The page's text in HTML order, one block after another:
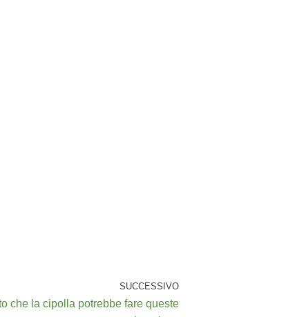
SUCCESSIVO
che la cipolla potrebbe fare queste